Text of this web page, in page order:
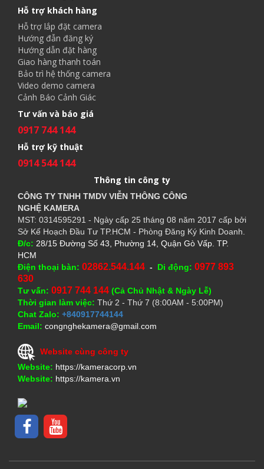
Hỗ trợ khách hàng
Hỗ trợ lắp đặt camera
Hướng đẫn đăng ký
Hướng dẫn đặt hàng
Giao hàng thanh toán
Bảo trì hệ thống camera
Video demo camera
Cảnh Báo Cảnh Giác
Tư vấn và báo giá
0917 744 144
Hỗ trợ kỹ thuật
0914 544 144
Thông tin công ty
CÔNG TY TNHH TMDV VIỄN THÔNG CÔNG
NGHỆ KAMERA
MST: 0314595291 - Ngày cấp 25 tháng 08 năm 2017 cấp bởi
Sở Kế Hoạch Đầu Tư TP.HCM - Phòng Đăng Ký Kinh Doanh.
Đ/c: 28/15 Đường Số 43, Phường 14, Quận Gò Vấp. TP.
HCM
Điện thoại bàn: 02862.544.144 - Di động: 0977 893
630
Tư vấn: 0917 744 144 (Cả Chủ Nhật & Ngày Lễ)
Thời gian làm việc: Thứ 2 - Thứ 7 (8:00AM - 5:00PM)
Chat Zalo: +840917744144
Email: congnghekamera@gmail.com
Website cùng công ty
Website: https://kameracorp.vn
Website: https://kamera.vn